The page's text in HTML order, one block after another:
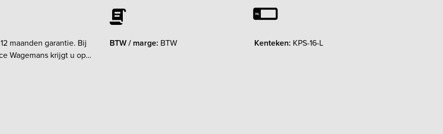
12 maanden garantie. Bij
Wagemans krijgt u op
12 maanden
BTW / marge: BTW Kenteken: KPS-16-L